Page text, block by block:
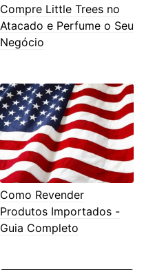
Compre Little Trees no
Atacado e Perfume o Seu
Negócio
Como Revender
Produtos Importados -
Guia Completo